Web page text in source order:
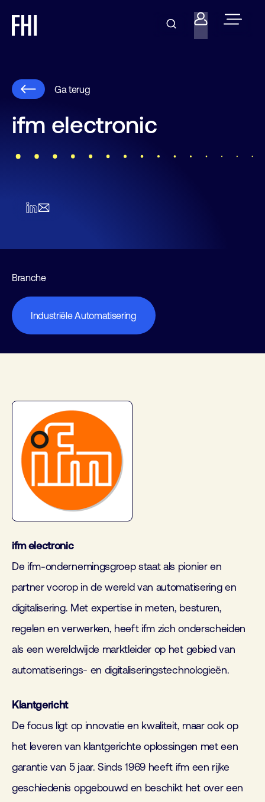
Ga terug
ifm electronic
Branche
Industriële Automatisering
ifm electronic
De ifm-ondernemingsgroep staat als pionier en
partner voorop in de wereld van automatisering en
digitalisering. Met expertise in meten, besturen,
regelen en verwerken, heeft ifm zich onderscheiden
als een wereldwijde marktleider op het gebied van
automatiserings- en digitaliseringstechnologieën.
Klantgericht
De focus ligt op innovatie en kwaliteit, maar ook op
het leveren van klantgerichte oplossingen met een
garantie van 5 jaar. Sinds 1969 heeft ifm een rijke
geschiedenis opgebouwd en beschikt het over een